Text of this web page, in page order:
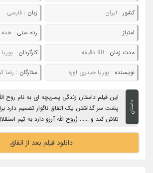
کشور : ایران زبان : فارسی
امتیاز : رده سنی :
مدت زمان : 90 دقیقه کارگردان :
نویسنده : پوریا حیدری اوره ستارگان : رضا
داستان
این فیلم داستان زندگی پسربچه ای به نام روح
پشت سر گذاشتن یک اتفاق ناگوار تصمیم دارد
تلاش کند و ...... (روح الله آرزو دارد به تیم
دانلود فیلم بعد از اتفاق